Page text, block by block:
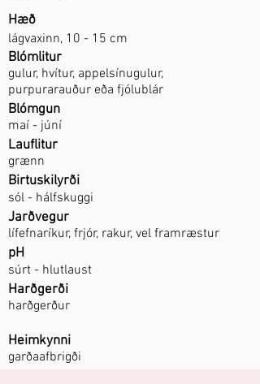
Hæð
lágvaxinn, 10 - 15 cm​
Blómlitur
gulur, hvítur, appelsínugulur,
purpurarauður eða fjólublár
Blómgun
maí - júní
Lauflitur
grænn
Birtuskilyrði
sól - hálfskuggi
Jarðvegur
lífefnaríkur, frjór, rakur, vel framræstur
pH
súrt - hlutlaust
Harðgerði
harðgerður
Heimkynni
garðaafbrigði